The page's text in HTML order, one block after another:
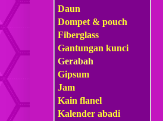
Daun
Dompet & pouch
Fiberglass
Gantungan kunci
Gerabah
Gipsum
Jam
Kain flanel
Kalender abadi